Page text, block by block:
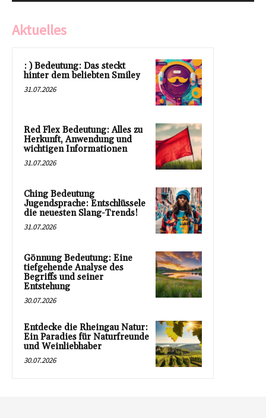
Aktuelles
: ) Bedeutung: Das steckt
hinter dem beliebten Smiley
31.07.2026
Red Flex Bedeutung: Alles zu
Herkunft, Anwendung und
wichtigen Informationen
31.07.2026
Ching Bedeutung
Jugendsprache: Entschlüssele
die neuesten Slang-Trends!
31.07.2026
Gönnung Bedeutung: Eine
tiefgehende Analyse des
Begriffs und seiner
Entstehung
30.07.2026
Entdecke die Rheingau Natur:
Ein Paradies für Naturfreunde
und Weinliebhaber
30.07.2026